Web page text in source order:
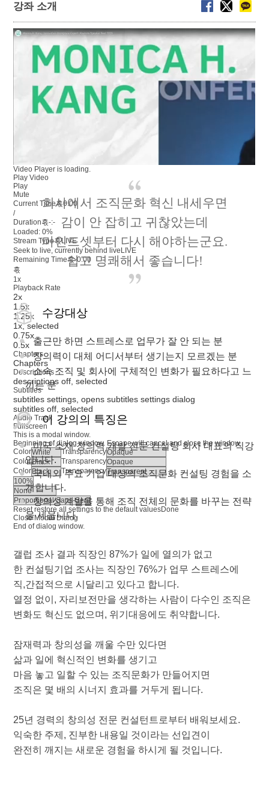
강좌 소개
Video Player is loading.
Play Video
Play
Mute
Current Time혻0:00
/
Duration혻-:-
Loaded:0%
Stream Type혻LIVE
Seek to live, currently behind liveLIVE
Remaining Time혻-0:00
혻
1x
Playback Rate
2x
1.5x
1.25x
1x, selected
0.75x
0.5x
Chapters
Chapters
Descriptions
descriptions off , selected
Subtitles
subtitles settings , opens subtitles settings dialog
subtitles off , selected
Audio Track
Fullscreen
This is a modal window.
Beginning of dialog window. Escape will cancel and close the window.
Color
Transparency
Color
Transparency
Color
Transparency
Reset restore all settings to the default valuesDone
Close Modal Dialog
End of dialog window.
회사에서 조직문화 혁신 내세우면
감이 안 잡히고 귀찮았는데
마인드셋부터 다시 해야하는군요.
쉽고 명쾌해서 좋습니다!
수강대상
출근만 하면 스트레스로 업무가 잘 안 되는 분
창의력이 대체 어디서부터 생기는지 모르겠는 분
소속 조직 및 회사에 구체적인 변화가 필요하다고 느
끼는 분
이 강의의 특징은
미국 소재 창의력 개발 전문 컨설팅 회사 대표의 직강
입니다.
국내외 주요 기업 대상의 조직문화 컨설팅 경험을 소
개합니다.
창의성 계발을 통해 조직 전체의 문화를 바꾸는 전략
을 세웁니다.
갤럽 조사 결과 직장인 87%가 일에 열의가 없고
한 컨설팅기업 조사는 직장인 76%가 업무 스트레스에
직,간접적으로 시달리고 있다고 합니다.
열정 없이, 자리보전만을 생각하는 사람이 다수인 조직은
변화도 혁신도 없으며, 위기대응에도 취약합니다.
잠재력과 창의성을 깨울 수만 있다면
삶과 일에 혁신적인 변화를 생기고
마음 놓고 일할 수 있는 조직문화가 만들어지면
조직은 몇 배의 시너지 효과를 거두게 됩니다.
25년 경력의 창의성 전문 컨설턴트로부터 배워보세요.
익숙한 주제, 진부한 내용일 것이라는 선입견이
완전히 깨지는 새로운 경험을 하시게 될 것입니다.